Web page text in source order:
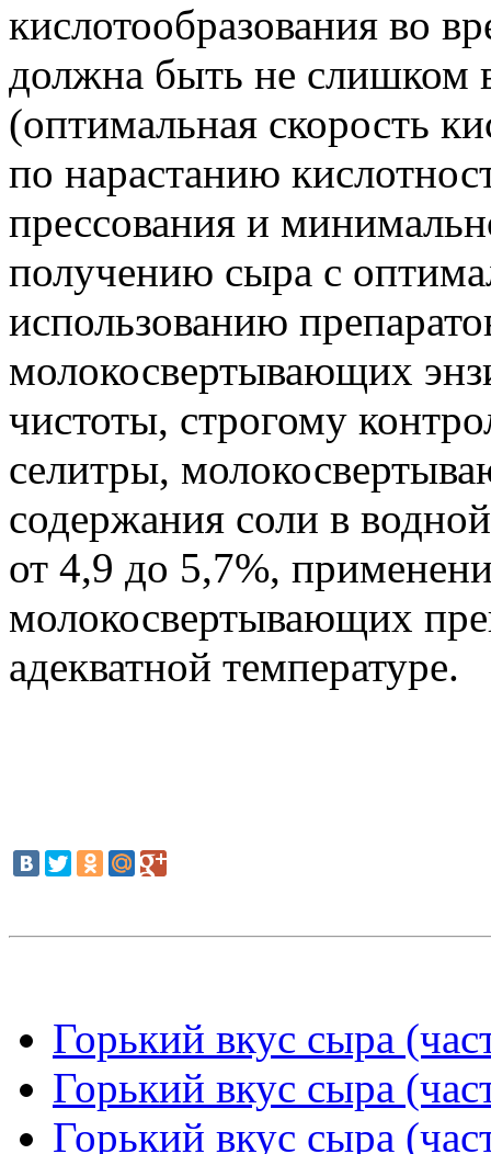
кислотообразования во
должна быть не слишком
(оптимальная скорость
по нарастанию
прессования и
получению сыра с
использованию
молокосвертывающих
чистоты, строгому
селитры,
содержания соли в
от 4,9 до 5,7%,
молокосвертывающих
адекватной температуре.
Горький вкус сыра
Горький вкус сыра
Горький вкус сыра